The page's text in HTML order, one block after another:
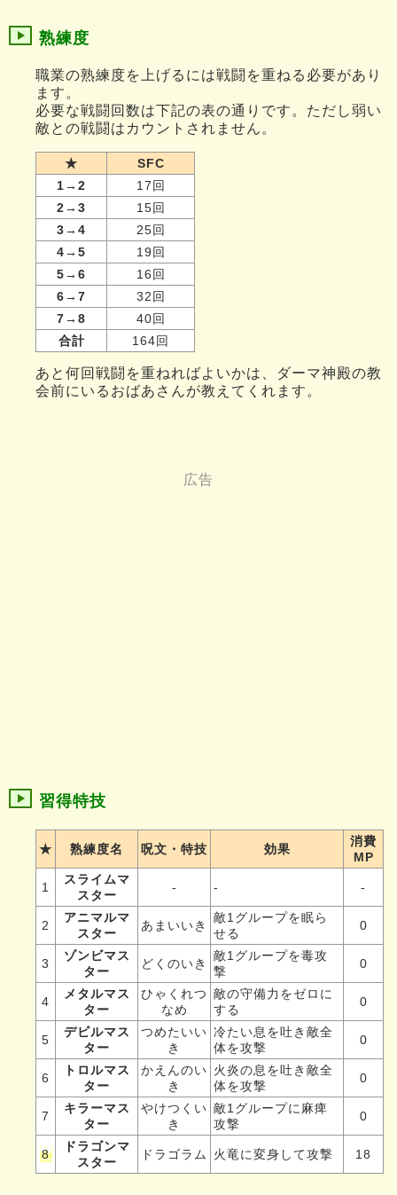
熟練度
職業の熟練度を上げるには戦闘を重ねる必要があり
ます。
必要な戦闘回数は下記の表の通りです。ただし弱い
敵との戦闘はカウントされません。
★
SFC
1→2
17回
2→3
15回
3→4
25回
4→5
19回
5→6
16回
6→7
32回
7→8
40回
合計
164回
あと何回戦闘を重ねればよいかは、ダーマ神殿の教
会前にいるおばあさんが教えてくれます。
習得特技
★ 熟練度名 呪文・特技 効果
消費
MP
1
スライムマ
スター
- - -
2
アニマルマ
スター
あまいいき
敵1グループを眠ら
せる
0
3
ゾンビマス
ター
どくのいき
敵1グループを毒攻
撃
0
4
メタルマス
ター
ひゃくれつ
なめ
敵の守備力をゼロに
する
0
5
デビルマス
ター
つめたいい
き
冷たい息を吐き敵全
体を攻撃
0
6
トロルマス
ター
かえんのい
き
火炎の息を吐き敵全
体を攻撃
0
7
キラーマス
ター
やけつくい
き
敵1グループに麻痺
攻撃
0
8
ドラゴンマ
スター
ドラゴラム 火竜に変身して攻撃 18